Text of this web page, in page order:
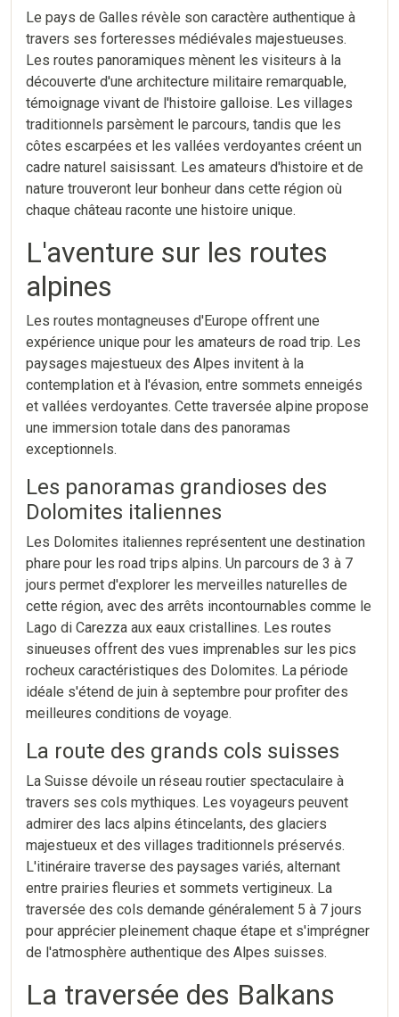
Le pays de Galles révèle son caractère authentique à
travers ses forteresses médiévales majestueuses.
Les routes panoramiques mènent les visiteurs à la
découverte d'une architecture militaire remarquable,
témoignage vivant de l'histoire galloise. Les villages
traditionnels parsèment le parcours, tandis que les
côtes escarpées et les vallées verdoyantes créent un
cadre naturel saisissant. Les amateurs d'histoire et de
nature trouveront leur bonheur dans cette région où
chaque château raconte une histoire unique.
L'aventure sur les routes
alpines
Les routes montagneuses d'Europe offrent une
expérience unique pour les amateurs de road trip. Les
paysages majestueux des Alpes invitent à la
contemplation et à l'évasion, entre sommets enneigés
et vallées verdoyantes. Cette traversée alpine propose
une immersion totale dans des panoramas
exceptionnels.
Les panoramas grandioses des
Dolomites italiennes
Les Dolomites italiennes représentent une destination
phare pour les road trips alpins. Un parcours de 3 à 7
jours permet d'explorer les merveilles naturelles de
cette région, avec des arrêts incontournables comme le
Lago di Carezza aux eaux cristallines. Les routes
sinueuses offrent des vues imprenables sur les pics
rocheux caractéristiques des Dolomites. La période
idéale s'étend de juin à septembre pour profiter des
meilleures conditions de voyage.
La route des grands cols suisses
La Suisse dévoile un réseau routier spectaculaire à
travers ses cols mythiques. Les voyageurs peuvent
admirer des lacs alpins étincelants, des glaciers
majestueux et des villages traditionnels préservés.
L'itinéraire traverse des paysages variés, alternant
entre prairies fleuries et sommets vertigineux. La
traversée des cols demande généralement 5 à 7 jours
pour apprécier pleinement chaque étape et s'imprégner
de l'atmosphère authentique des Alpes suisses.
La traversée des Balkans